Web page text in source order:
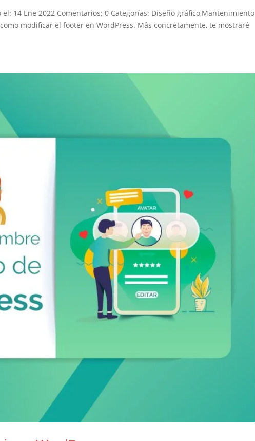
14 Ene 2022 Comentarios: 0 Categorías: Diseño gráfico,Mantenimiento
modificar el footer en WordPress. Más concretamente, te mostraré